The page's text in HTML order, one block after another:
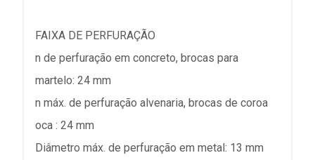
FAIXA DE PERFURAÇÃO
n de perfuração em concreto, brocas para
martelo: 24 mm
n máx. de perfuração alvenaria, brocas de coroa
oca : 24 mm
Diâmetro máx. de perfuração em metal: 13 mm